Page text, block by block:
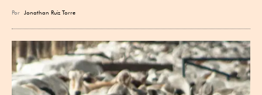
Por Jonathan Ruiz Torre